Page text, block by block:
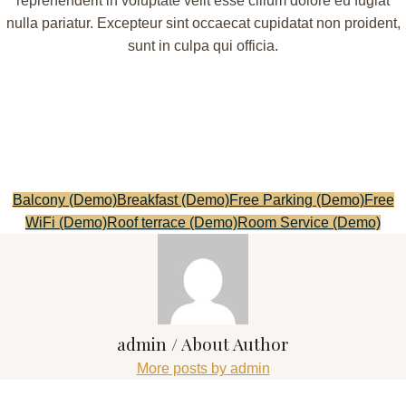
nulla pariatur. Excepteur sint occaecat cupidatat non proident,
sunt in culpa qui officia.
Balcony (Demo)Breakfast (Demo)Free Parking (Demo)Free
WiFi (Demo)Roof terrace (Demo)Room Service (Demo)
admin / About Author
More posts by admin